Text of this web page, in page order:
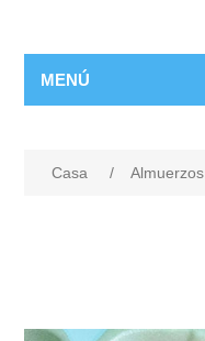
MENÚ
Casa / Almuerzos